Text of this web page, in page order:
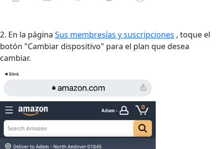
2. En la página Sus membresías y suscripciones , toque el
botón "Cambiar dispositivo" para el plan que desea
cambiar.